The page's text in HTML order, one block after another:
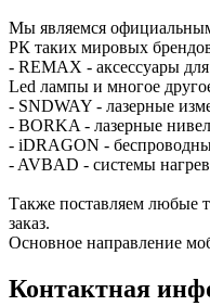
Мы являемся
РК таких мировых
- REMAX - аксессуары
Led лампы и многое
- SNDWAY - лазерные
- BORKA - лазерные
- iDRAGON -
- AVBAD - системы
Также поставляем любые
заказ.
Основное направление
Контактная